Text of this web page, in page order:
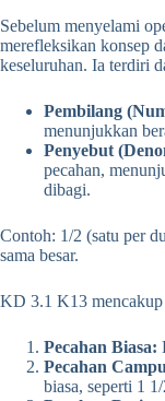
Sebelum menyelami
merefleksikan konsep
keseluruhan. Ia terdiri
Pembilang
menunjukkan
Penyebut
pecahan,
dibagi.
Contoh: 1/2 (satu per
sama besar.
KD 3.1 K13 mencakup
Pecahan Biasa:
Pecahan
biasa, seperti 1